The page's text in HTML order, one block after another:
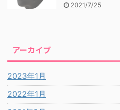
2021/7/25
アーカイブ
2023年1月
2022年1月